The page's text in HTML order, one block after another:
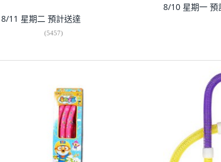
8/11 星期二 預計送達
(5457)
8/10 星期一 預